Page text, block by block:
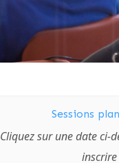
Sessions
Cliquez sur une date ci-
inscrire